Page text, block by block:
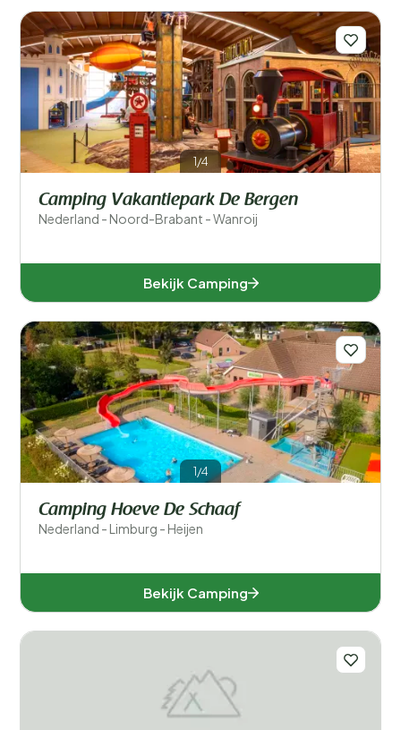
georganiseerd wordt.Meer lezen
Populaire filters
Algemeen
Sport en vrije tijd
Filters opslaan
1/4
Camping Vakantiepark De Bergen
Nederland - Noord-Brabant - Wanroij
Bekijk Camping
1/4
Camping Hoeve De Schaaf
Nederland - Limburg - Heijen
Bekijk Camping